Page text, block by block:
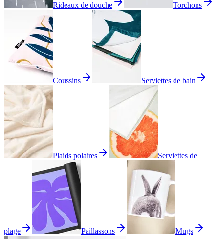
Rideaux de douche Torchons
Coussins Serviettes de bain
Plaids polaires Serviettes de
plage Paillassons Mugs